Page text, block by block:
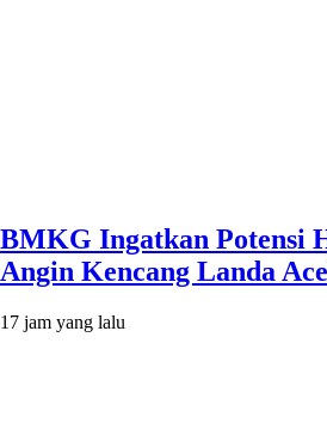
BMKG Ingatkan Potensi
Angin Kencang Landa
17 jam yang lalu